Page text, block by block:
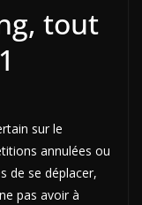
tout
sur le
annulées ou
de se déplacer,
pas avoir à